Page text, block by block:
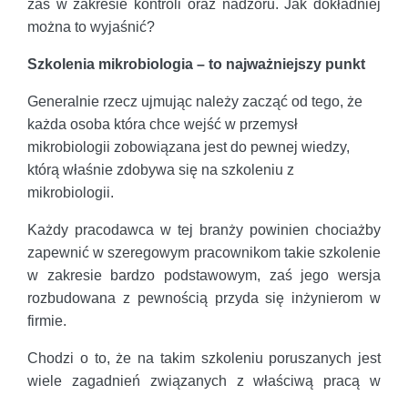
zaś w zakresie kontroli oraz nadzoru. Jak dokładniej
można to wyjaśnić?
Szkolenia mikrobiologia – to najważniejszy punkt
Generalnie rzecz ujmując należy zacząć od tego, że
każda osoba która chce wejść w przemysł
mikrobiologii zobowiązana jest do pewnej wiedzy,
którą właśnie zdobywa się na szkoleniu z
mikrobiologii.
Każdy pracodawca w tej branży powinien chociażby
zapewnić w szeregowym pracownikom takie szkolenie
w zakresie bardzo podstawowym, zaś jego wersja
rozbudowana z pewnością przyda się inżynierom w
firmie.
Chodzi o to, że na takim szkoleniu poruszanych jest
wiele zagadnień związanych z właściwą pracą w